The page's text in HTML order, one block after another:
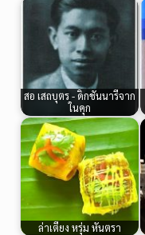
สอ เสถบุตร - ดิกชันนารีจาก
ในคุก
ล่าเตียง หรุ่ม หันตรา